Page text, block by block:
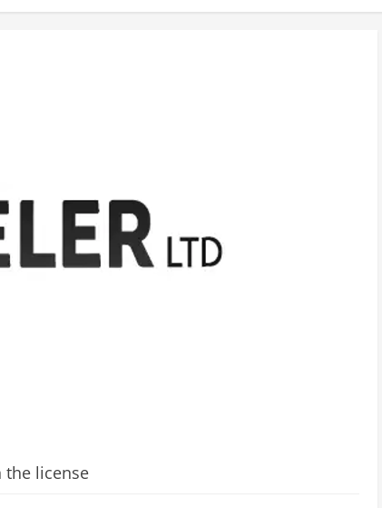
the license